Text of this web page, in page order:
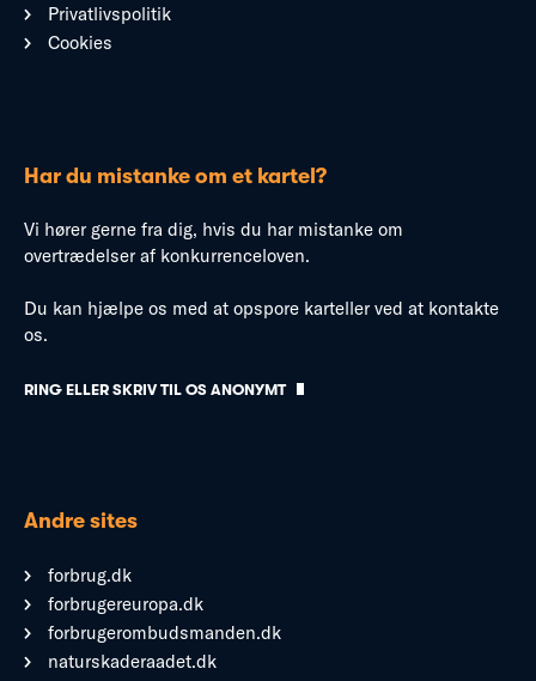
Privatlivspolitik
Cookies
Har du mistanke om et kartel?
Vi hører gerne fra dig, hvis du har mistanke om
overtrædelser af konkurrenceloven.
Du kan hjælpe os med at opspore karteller ved at kontakte
os.
RING ELLER SKRIV TIL OS ANONYMT
Andre sites
forbrug.dk
forbrugereuropa.dk
forbrugerombudsmanden.dk
naturskaderaadet.dk